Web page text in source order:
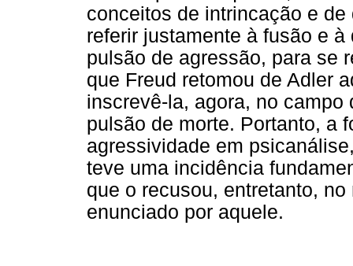
conceitos de intrincação e
referir justamente à fusão e
pulsão de agressão, para se
que Freud retomou de Adler
inscrevê-la, agora, no
pulsão de morte. Portanto, a
agressividade em
teve uma incidência
que o recusou, entretanto,
enunciado por aquele.